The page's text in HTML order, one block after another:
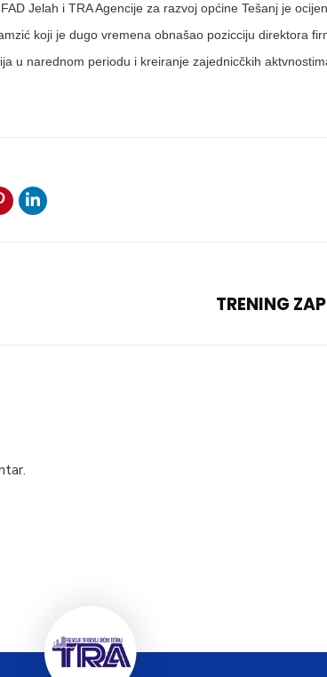
Jelah i TRA Agencije za razvoj općine Tešanj je
koji je dugo vremena obnašao pozicciju direktora
u narednom periodu i kreiranje zajednicčkih
TRENING